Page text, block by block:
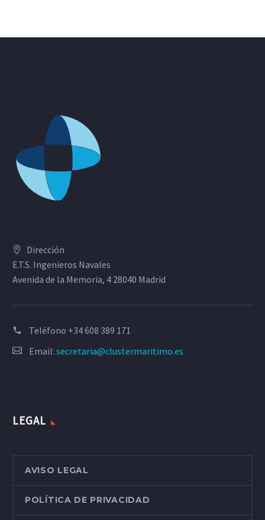
Dirección
E.T.S. Ingenieros Navales
Avenida de la Memoria, 4 28040 Madrid
Teléfono +34 608 389 171
Email: secretaria@clustermaritimo.es
LEGAL
AVISO LEGAL
POLÍTICA DE PRIVACIDAD